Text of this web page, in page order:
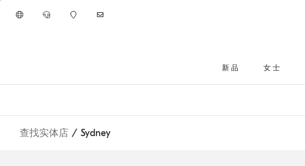
新品 女士
查找实体店 / Sydney